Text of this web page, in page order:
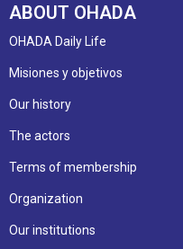
ABOUT OHADA
OHADA Daily Life
Misiones y objetivos
Our history
The actors
Terms of membership
Organization
Our institutions